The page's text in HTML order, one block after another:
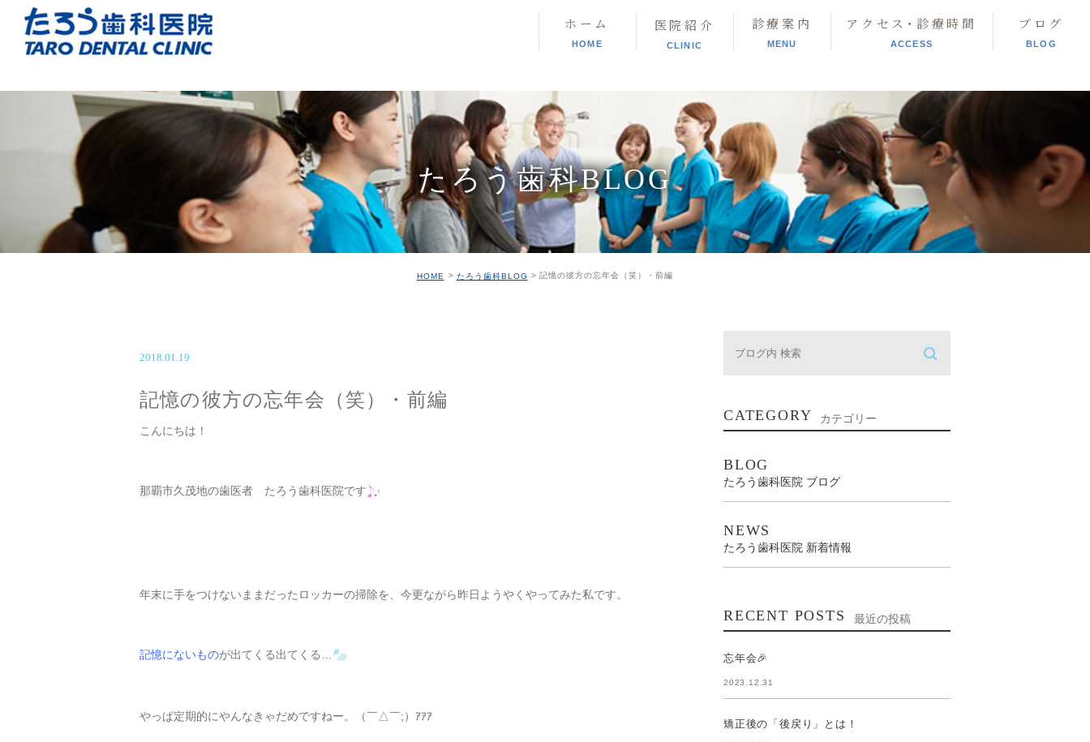
ホーム
HOME
医院紹介
CLINIC
診療案内
MENU
アクセス･診療時間
ACCESS
ブログ
BLOG
たろう歯科BLOG
HOME たろう歯科BLOG 記憶の彼方の忘年会（笑）・前編
2018.01.19
記憶の彼方の忘年会（笑）・前編
こんにちは！
那覇市久茂地の歯医者 たろう歯科医院です
年末に手をつけないままだったロッカーの掃除を、今更ながら昨日ようやくやってみた私です。
記憶にないものが出てくる出てくる…
やっぱ定期的にやんなきゃだめですねー。（￣△￣;）ｱｱｱ
CATEGORY カテゴリー
BLOG
たろう歯科医院 ブログ
NEWS
たろう歯科医院 新着情報
RECENT POSTS 最近の投稿
忘年会🎉
2023.12.31
矯正後の「後戻り」とは！